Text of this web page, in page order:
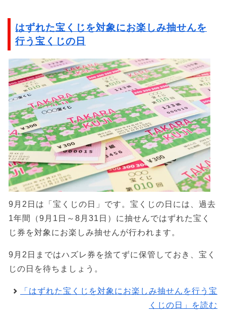
はずれた宝くじを対象にお楽しみ抽せんを
行う宝くじの日
9月2日は「宝くじの日」です。宝くじの日には、過去
1年間（9月1日～8月31日）に抽せんではずれた宝く
じ券を対象にお楽しみ抽せんが行われます。
9月2日まではハズレ券を捨てずに保管しておき、宝く
じの日を待ちましょう。
「はずれた宝くじを対象にお楽しみ抽せんを行う宝
くじの日」を読む